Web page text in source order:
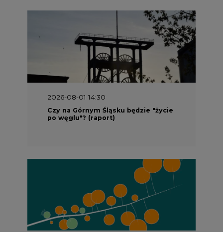
2026-08-01 14:30
Czy na Górnym Śląsku będzie "życie
po węglu"? (raport)